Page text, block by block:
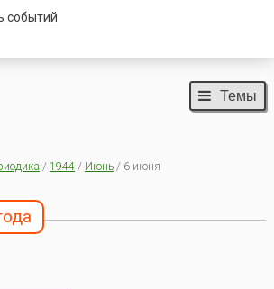
Темы
/ 1944/ Июнь/ 6 июня